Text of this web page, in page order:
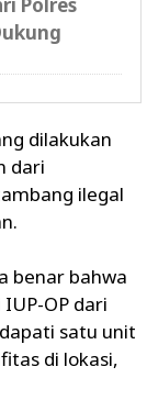
dilakukan
dari
ilegal
benar bahwa
OP dari
satu unit
di lokasi,